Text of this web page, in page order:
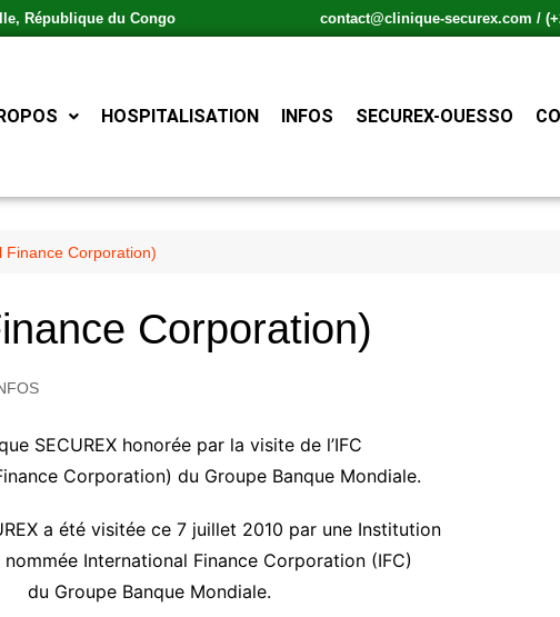
République du Congo contact@clinique-securex.com /
HOSPITALISATION INFOS SECUREX-OUESSO
Finance Corporation)
Corporation)
SECUREX honorée par la visite de l’IFC
Corporation) du Groupe Banque Mondiale.
a été visitée ce 7 juillet 2010 par une Institution
International Finance Corporation (IFC)
du Groupe Banque Mondiale.